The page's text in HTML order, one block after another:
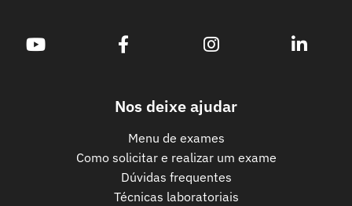
Nos deixe ajudar
Menu de exames
Como solicitar e realizar um exame
Dúvidas frequentes
Técnicas laboratoriais